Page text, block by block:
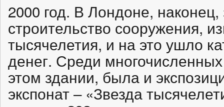
2000 год. В Лондоне,
строительство сооружения,
тысячелетия, и на это ушло
денег. Среди
этом здании, была и
экспонат – «Звезда